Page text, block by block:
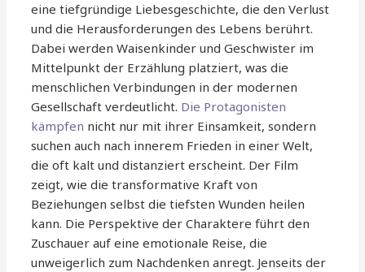
eine tiefgründige Liebesgeschichte, die den Verlust
und die Herausforderungen des Lebens berührt.
Dabei werden Waisenkinder und Geschwister im
Mittelpunkt der Erzählung platziert, was die
menschlichen Verbindungen in der modernen
Gesellschaft verdeutlicht. Die Protagonisten
kämpfen nicht nur mit ihrer Einsamkeit, sondern
suchen auch nach innerem Frieden in einer Welt,
die oft kalt und distanziert erscheint. Der Film
zeigt, wie die transformative Kraft von
Beziehungen selbst die tiefsten Wunden heilen
kann. Die Perspektive der Charaktere führt den
Zuschauer auf eine emotionale Reise, die
unweigerlich zum Nachdenken anregt. Jenseits der